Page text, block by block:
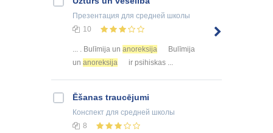
Презентация для средней школы
10
... . Bulīmija un anoreksija
Bulīmija
un anoreksija ir psihiskas ...
Ēšanas traucējumi
Конспект для средней школы
8